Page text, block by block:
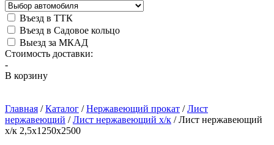
Въезд в ТТК
Въезд в Садовое кольцо
Выезд за МКАД
Стоимость доставки:
-
В корзину
Главная /Каталог /Нержавеющий прокат /Лист
нержавеющий /Лист нержавеющий х/к /Лист нержавеющий
х/к 2,5х1250х2500